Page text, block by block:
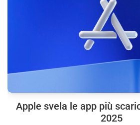
Apple svela le app più
2025